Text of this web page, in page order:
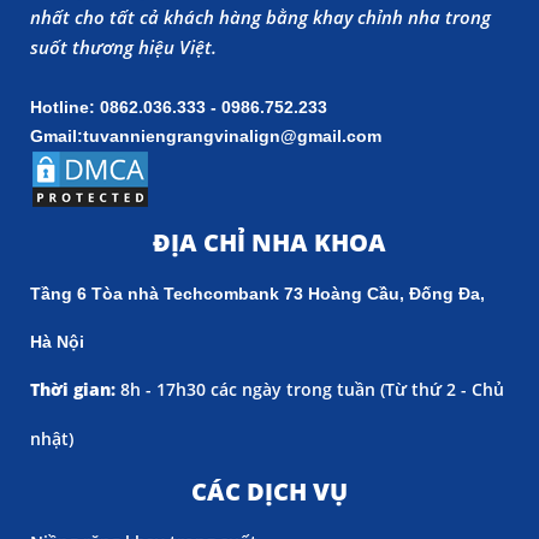
nhất cho tất cả khách hàng bằng khay chỉnh nha trong
suốt thương hiệu Việt.
Hotline: 0862.036.333 - 0986.752.233
Gmail:tuvanniengrangvinalign@gmail.com
ĐỊA CHỈ NHA KHOA
Tầng 6 Tòa nhà Techcombank 73 Hoàng Cầu, Đống Đa,
Hà Nội
Thời gian: 8h - 17h30 các ngày trong tuần (Từ thứ 2 - Chủ
nhật)
CÁC DỊCH VỤ